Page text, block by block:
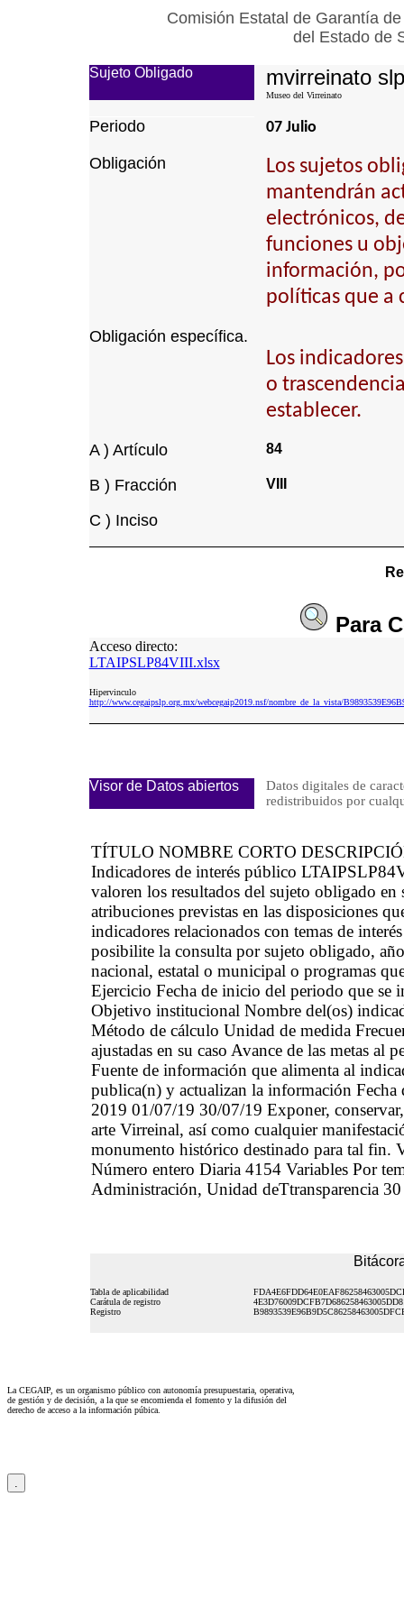
Comisión Estatal de Garantía
del Estado de
Sujeto Obligado mvirreinato slp
Museo del Virreinato
Periodo 07 Julio
Obligación
Los sujetos
mantendrán
electrónicos,
funciones u
información,
políticas que a
Obligación específica.
Los
o
establecer.
A ) Artículo 84
B ) Fracción VIII
C ) Inciso
Para
Acceso directo:
LTAIPSLP84VIII.xlsx
Hipervinculo
http://www.cegaipslp.org.mx/webcegaip2019.nsf/nombre_de_la_vista/
Visor de Datos abiertos
Datos digitales de
redistribuidos por
TÍTULO NOMBRE CORTO
Indicadores de interés público
valoren los resultados del sujeto obligado
atribuciones previstas en las disposiciones
indicadores relacionados con temas de
posibilite la consulta por sujeto obligado,
nacional, estatal o municipal o programas
Ejercicio Fecha de inicio del periodo que se
Objetivo institucional Nombre del(os)
Método de cálculo Unidad de medida
ajustadas en su caso Avance de las metas
Fuente de información que alimenta al
publica(n) y actualizan la información
2019 01/07/19 30/07/19 Exponer,
arte Virreinal, así como cualquier
monumento histórico destinado para tal fin.
Número entero Diaria 4154 Variables Por
Administración, Unidad deTtransparencia
Tabla de aplicabilidad
Carátula de registro
Registro
La CEGAIP, es un organismo público con autonomía presupuestaria, operativa,
de gestión y de decisión, a la que se encomienda el fomento y la difusión del
derecho de acceso a la información púbica.